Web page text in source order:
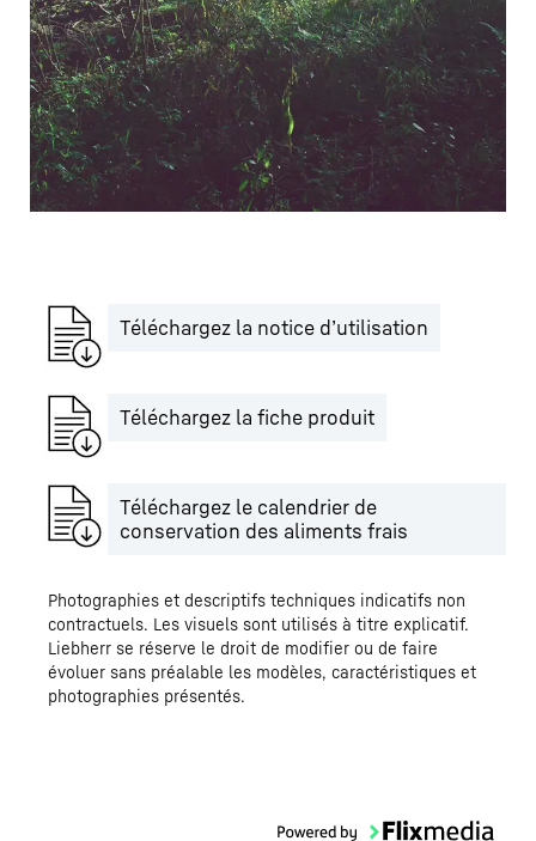
Téléchargez la notice d’utilisation
Téléchargez la fiche produit
Téléchargez le calendrier de
conservation des aliments frais
Photographies et descriptifs techniques indicatifs non
contractuels. Les visuels sont utilisés à titre explicatif.
Liebherr se réserve le droit de modifier ou de faire
évoluer sans préalable les modèles, caractéristiques et
photographies présentés.